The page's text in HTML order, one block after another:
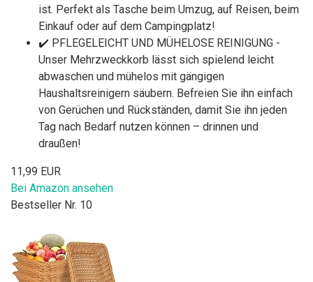
ist. Perfekt als Tasche beim Umzug, auf Reisen, beim
Einkauf oder auf dem Campingplatz!
✔️ PFLEGELEICHT UND MÜHELOSE REINIGUNG -
Unser Mehrzweckkorb lässt sich spielend leicht
abwaschen und mühelos mit gängigen
Haushaltsreinigern säubern. Befreien Sie ihn einfach
von Gerüchen und Rückständen, damit Sie ihn jeden
Tag nach Bedarf nutzen können – drinnen und
draußen!
11,99 EUR
Bei Amazon ansehen
Bestseller Nr. 10